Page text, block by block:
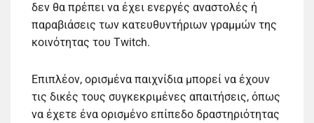
δεν θα πρέπει να έχει ενεργές αναστολές ή
παραβιάσεις των κατευθυντήριων γραμμών της
κοινότητας του Twitch.
Επιπλέον, ορισμένα παιχνίδια μπορεί να έχουν
τις δικές τους συγκεκριμένες απαιτήσεις, όπως
να έχετε ένα ορισμένο επίπεδο δραστηριότητας